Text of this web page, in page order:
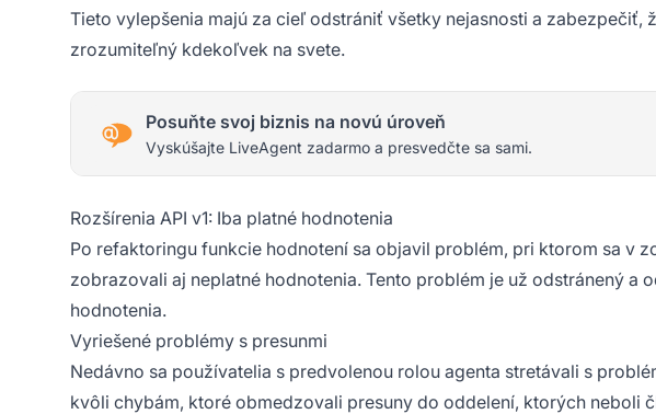
Tieto vylepšenia majú za cieľ odstrániť všetky nejasnosti a zabezpečiť,
zrozumiteľný kdekoľvek na svete.
Posuňte svoj biznis na novú úroveň
Vyskúšajte LiveAgent zadarmo a presvedčte sa sami.
Rozšírenia API v1: Iba platné hodnotenia
Po refaktoringu funkcie hodnotení sa objavil problém, pri ktorom sa v
zobrazovali aj neplatné hodnotenia. Tento problém je už odstránený a
hodnotenia.
Vyriešené problémy s presunmi
Nedávno sa používatelia s predvolenou rolou agenta stretávali s
kvôli chybám, ktoré obmedzovali presuny do oddelení, ktorých neboli